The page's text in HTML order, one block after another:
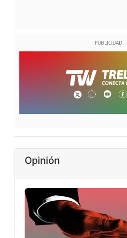
Opinión